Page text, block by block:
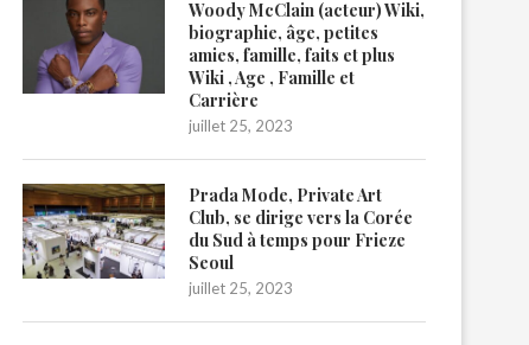
Woody McClain (acteur) Wiki,
biographie, âge, petites
amies, famille, faits et plus
Wiki , Age , Famille et
Carrière
juillet 25, 2023
Prada Mode, Private Art
Club, se dirige vers la Corée
du Sud à temps pour Frieze
Seoul
juillet 25, 2023